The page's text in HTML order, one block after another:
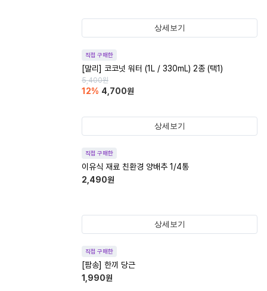
상세보기
직접 구매한
[말리] 코코넛 워터 (1L / 330mL) 2종 (택1)
5,400원
12% 4,700원
상세보기
직접 구매한
이유식 재료 친환경 양배추 1/4통
2,490원
상세보기
직접 구매한
[팜송] 한끼 당근
1,990원